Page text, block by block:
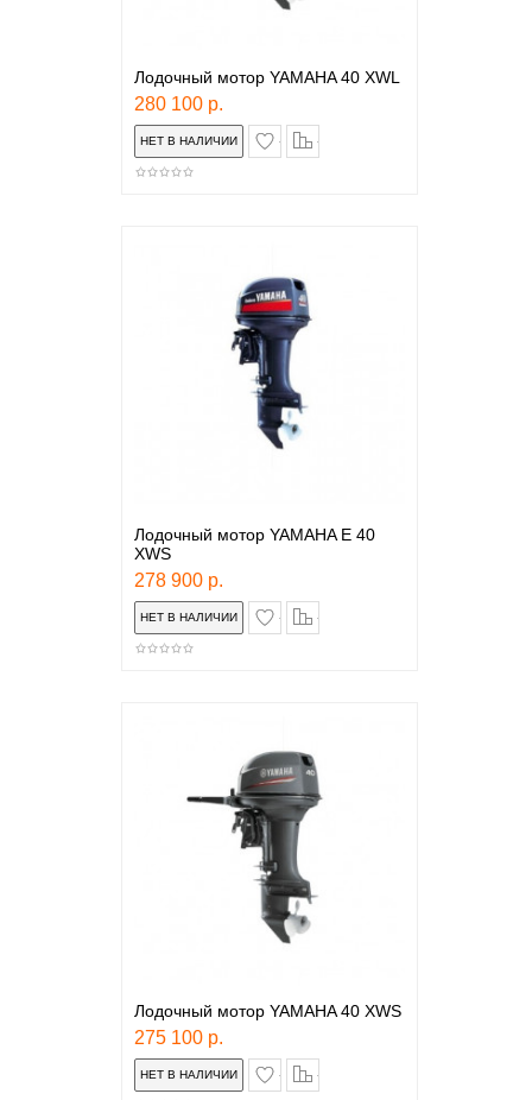
Лодочный мотор YAMAHA 40 XWL
280 100 р.
в закладки
Лодочный мотор YAMAHA E 40
XWS
278 900 р.
в закладки
Лодочный мотор YAMAHA 40 XWS
275 100 р.
в закладки